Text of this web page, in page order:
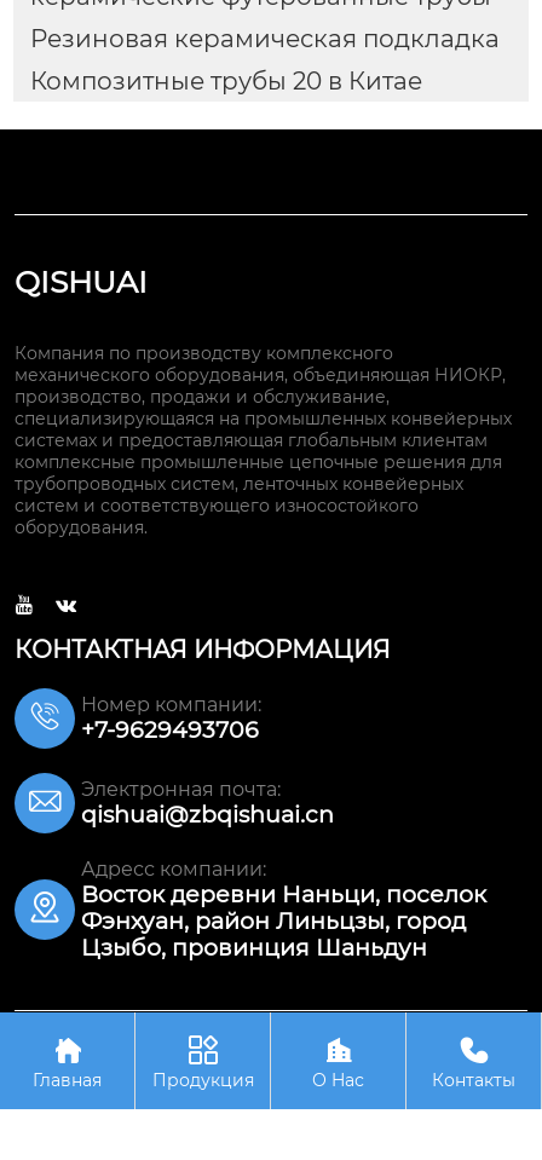
Резиновая керамическая подкладка
Композитные трубы 20 в Китае
QISHUAI
Компания по производству комплексного
механического оборудования, объединяющая НИОКР,
производство, продажи и обслуживание,
специализирующаяся на промышленных конвейерных
системах и предоставляющая глобальным клиентам
комплексные промышленные цепочные решения для
трубопроводных систем, ленточных конвейерных
систем и соответствующего износостойкого
оборудования.
 
КОНТАКТНАЯ ИНФОРМАЦИЯ
 Номер компании:
+7-9629493706
 Электронная почта:
qishuai@zbqishuai.cn

Адресс компании:
Восток деревни Наньци, поселок
Фэнхуан, район Линьцзы, город
Цзыбо, провинция Шаньдун
Авторское право©ООО Шаньдун Цишуай
Износостойкое Оборудование

Главная

Продукция

О Hас

Контакты